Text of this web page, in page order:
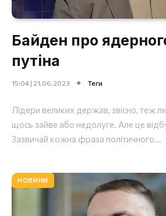
Байден про
путіна
15:04 | 21.06.2023 Теги
Лідери великих держав, звісно, теж
щось зайве або недолуге. Але це
Зазвичай кожна фраза політичного...
НОВИНИ